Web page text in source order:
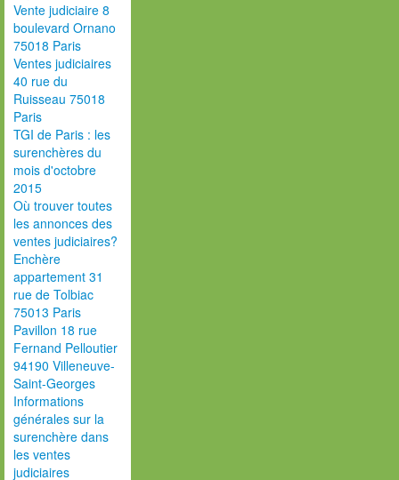
Vente judiciaire 8
boulevard Ornano
75018 Paris
Ventes judiciaires
40 rue du
Ruisseau 75018
Paris
TGI de Paris : les
surenchères du
mois d'octobre
2015
Où trouver toutes
les annonces des
ventes judiciaires?
Enchère
appartement 31
rue de Tolbiac
75013 Paris
Pavillon 18 rue
Fernand Pelloutier
94190 Villeneuve-
Saint-Georges
Informations
générales sur la
surenchère dans
les ventes
judiciaires